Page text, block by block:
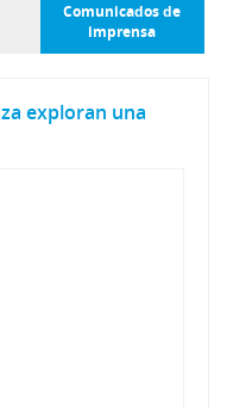
Comunicados de
imprensa
exploran una